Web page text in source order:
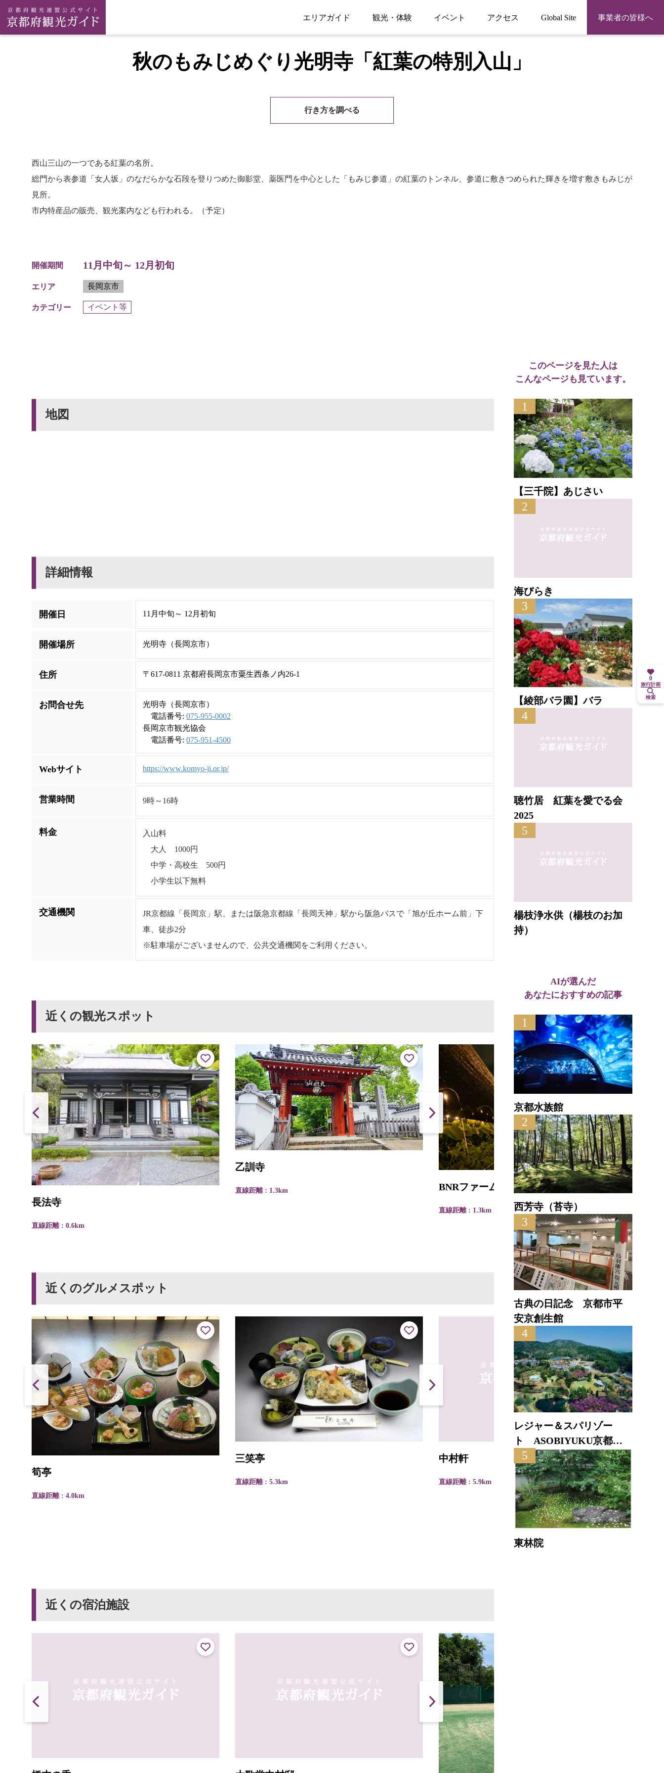
エリアガイド 観光・体験 イベント アクセス Global Site 事業者の皆様へ
秋のもみじめぐり光明寺「紅葉の特別入山」
行き方を調べる
西山三山の一つである紅葉の名所。
総門から表参道「女人坂」のなだらかな石段を登りつめた御影堂、薬医門を中心とした「もみじ参道」の紅葉のトンネル、参道に敷きつめられた輝きを増す敷きもみじが
見所。
市内特産品の販売、観光案内なども行われる。（予定）
開催期間 11月中旬～ 12月初旬
エリア 長岡京市
カテゴリー イベント等
地図
詳細情報
開催日 11月中旬～ 12月初旬
開催場所 光明寺（長岡京市）
住所 〒617-0811 京都府長岡京市粟生西条ノ内26-1
お問合せ先
光明寺（長岡京市）
電話番号: 075-955-0002
長岡京市観光協会
電話番号: 075-951-4500
Webサイト https://www.komyo-ji.or.jp/
営業時間 9時～16時
料金
入山料
大人 1000円
中学・高校生 500円
小学生以下無料
交通機関
JR京都線「長岡京」駅、または阪急京都線「長岡天神」駅から阪急バスで「旭が丘ホーム前」下
車、徒歩2分
※駐車場がございませんので、公共交通機関をご利用ください。
近くの観光スポット
長法寺
直線距離 : 0.6km
乙訓寺
直線距離 : 1.3km BNRファーム
直線距離 : 1.3km
近くのグルメスポット
筍亭
直線距離 : 4.0km
三笑亭
直線距離 : 5.3km
中村軒
直線距離 : 5.9km
近くの宿泊施設
このページを見た人は
こんなページも見ています。
1
【三千院】あじさい
2
海びらき
3
【綾部バラ園】バラ
4
聴竹居 紅葉を愛でる会
2025
5
楊枝浄水供（楊枝のお加
持）
AIが選んだ
あなたにおすすめの記事
1
京都水族館
2
西芳寺（苔寺）
3
古典の日記念 京都市平
安京創生館
4
レジャー＆スパリゾー
ト ASOBIYUKU京都る
り渓温泉
5
東林院
0
旅行計画
検索